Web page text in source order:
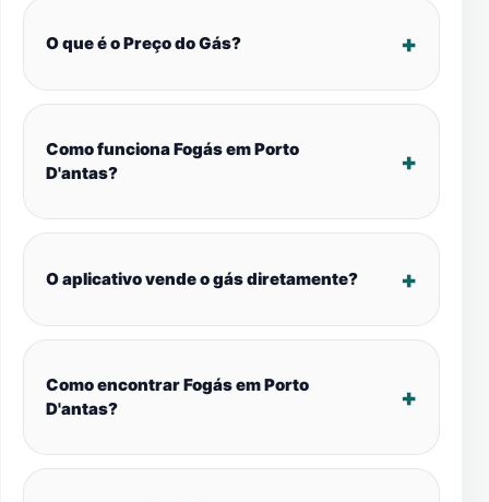
O que é o Preço do Gás?
Como funciona Fogás em Porto
D'antas?
O aplicativo vende o gás diretamente?
Como encontrar Fogás em Porto
D'antas?